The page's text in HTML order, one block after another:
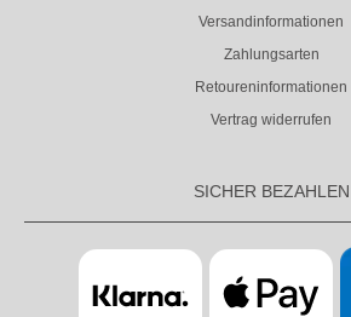
Versandinformationen
Zahlungsarten
Retoureninformationen
Vertrag widerrufen
SICHER BEZAHLEN